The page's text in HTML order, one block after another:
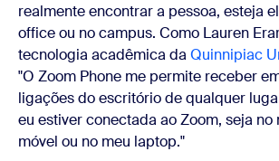
realmente encontrar a pessoa, esteja
office ou no campus. Como Lauren
tecnologia acadêmica da Quinnipiac
"O Zoom Phone me permite receber
ligações do escritório de qualquer
eu estiver conectada ao Zoom, seja
móvel ou no meu laptop."